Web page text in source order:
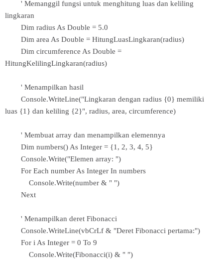
' Memanggil fungsi untuk menghitung luas dan keliling
lingkaran
Dim radius As Double = 5.0
Dim area As Double = HitungLuasLingkaran(radius)
Dim circumference As Double =
HitungKelilingLingkaran(radius)
' Menampilkan hasil
Console.WriteLine("Lingkaran dengan radius {0} memiliki
luas {1} dan keliling {2}", radius, area, circumference)
' Membuat array dan menampilkan elemennya
Dim numbers() As Integer = {1, 2, 3, 4, 5}
Console.Write("Elemen array: ")
For Each number As Integer In numbers
Console.Write(number & " ")
Next
' Menampilkan deret Fibonacci
Console.WriteLine(vbCrLf & "Deret Fibonacci pertama:")
For i As Integer = 0 To 9
Console.Write(Fibonacci(i) & " ")